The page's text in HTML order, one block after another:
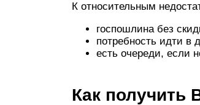
К относительным
госпошлина без
потребность идти в
есть очереди, если
Как получить